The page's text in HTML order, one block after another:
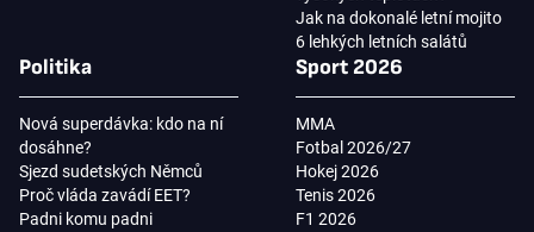
Jak na dokonalé letní mojito
6 lehkých letních salátů
Politika
Nová superdávka: kdo na ní
dosáhne?
Sjezd sudetských Němců
Proč vláda zavádí EET?
Padni komu padni
Sport 2026
MMA
Fotbal 2026/27
Hokej 2026
Tenis 2026
F1 2026